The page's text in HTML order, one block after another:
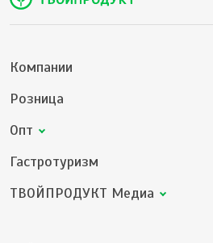
Компании
Розница
Опт
Гастротуризм
ТВОЙПРОДУКТ Медиа